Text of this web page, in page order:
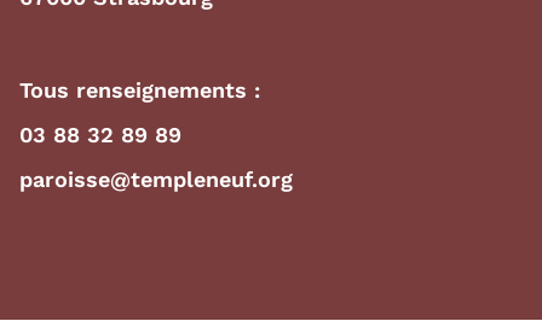
Tous renseignements :
03 88 32 89 89
paroisse@templeneuf.org